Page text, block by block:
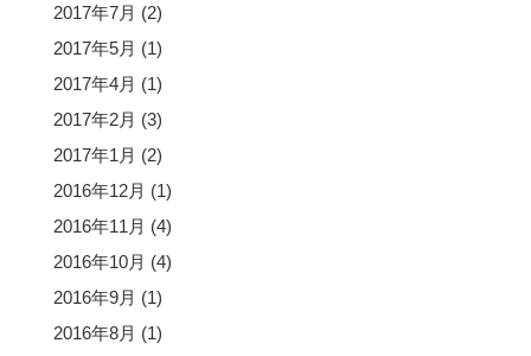
2017年7月 (2)
2017年5月 (1)
2017年4月 (1)
2017年2月 (3)
2017年1月 (2)
2016年12月 (1)
2016年11月 (4)
2016年10月 (4)
2016年9月 (1)
2016年8月 (1)